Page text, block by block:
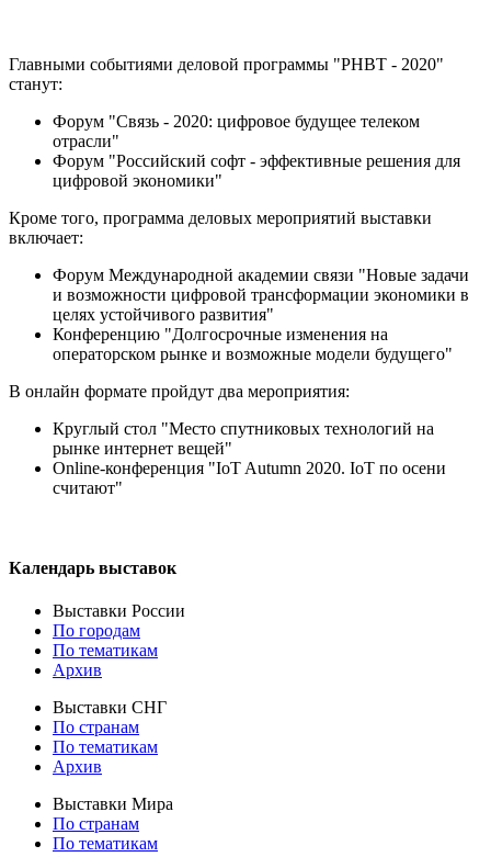
Главными событиями деловой программы "РНВТ - 2020"
станут:
Форум "Связь - 2020: цифровое будущее телеком
отрасли"
Форум "Российский софт - эффективные решения для
цифровой экономики"
Кроме того, программа деловых мероприятий выставки
включает:
Форум Международной академии связи "Новые задачи
и возможности цифровой трансформации экономики в
целях устойчивого развития"
Конференцию "Долгосрочные изменения на
операторском рынке и возможные модели будущего"
В онлайн формате пройдут два мероприятия:
Круглый стол "Место спутниковых технологий на
рынке интернет вещей"
Online-конференция "IoT Autumn 2020. IoT по осени
считают"
Календарь выставок
Выставки России
По городам
По тематикам
Архив
Выставки СНГ
По странам
По тематикам
Архив
Выставки Мира
По странам
По тематикам